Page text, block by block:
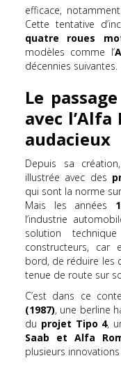
efficace,
Cette tentative
quatre roues
modèles comme l’
décennies suivantes.
Le
avec
audacieux
Depuis sa
illustrée avec des
qui sont la norme
Mais les années
l’industrie
solution
constructeurs, car
bord, de réduire les
tenue de route sur
C’est dans ce
(1987), une berline
du projet Tipo 4,
Saab et Alfa
plusieurs